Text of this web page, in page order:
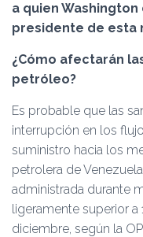
a quien
presidente de esta
¿Cómo afectarán
petróleo?
Es probable que las
interrupción en los
suministro hacia los
petrolera de
administrada durante
ligeramente superior a
diciembre, según la